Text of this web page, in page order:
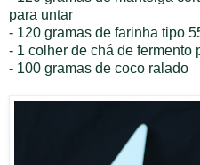
para untar
- 120 gramas de farinha tipo
- 1 colher de chá de fermento
- 100 gramas de coco ralado